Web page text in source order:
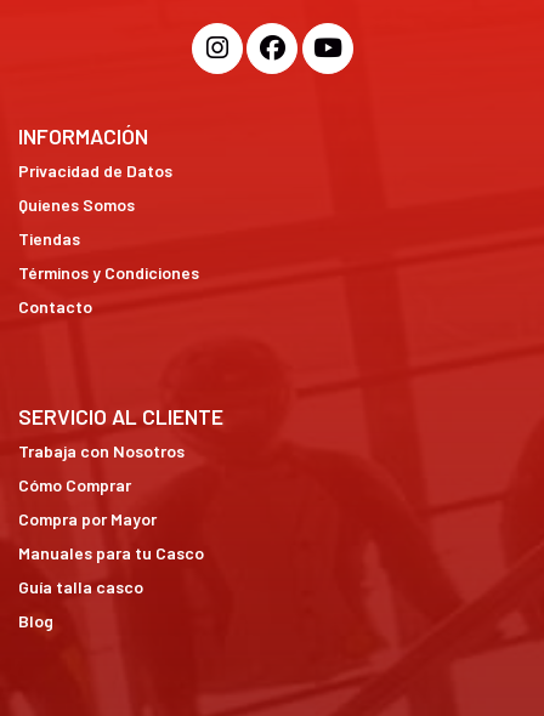
INFORMACIÓN
Privacidad de Datos
Quienes Somos
Tiendas
Términos y Condiciones
Contacto
SERVICIO AL CLIENTE
Trabaja con Nosotros
Cómo Comprar
Compra por Mayor
Manuales para tu Casco
Guía talla casco
Blog